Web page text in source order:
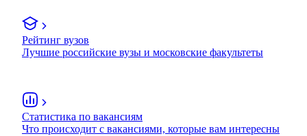
Рейтинг вузов
Лучшие российские вузы и московские факультеты
Статистика по вакансиям
Что происходит с вакансиями, которые вам интересны